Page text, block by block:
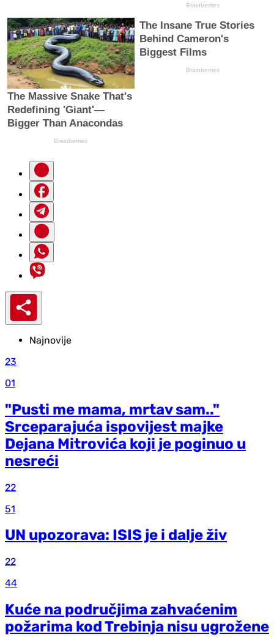
Najnovije
23
01
"Pusti me mama, mrtav sam.."
Srceparajuća ispovijest majke
Dejana Mitrovića koji je poginuo u
nesreći
22
51
UN upozorava: ISIS je i dalje živ
22
44
Kuće na područjima zahvaćenim
požarima kod Trebinja nisu ugrožene